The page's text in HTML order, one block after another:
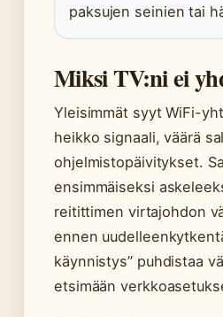
paksujen seinien tai
Miksi TV:ni ei
Yleisimmät syyt WiFi-
heikko signaali, väärä
ohjelmistopäivitykset.
ensimmäiseksi
reitittimen virtajohdon
ennen
käynnistys” puhdistaa
etsimään